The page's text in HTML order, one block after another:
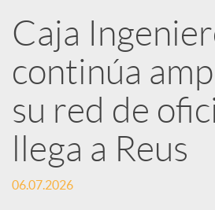
R
e
d
e
Caja
continúa
su red de
llega a Reus
06.07.2026